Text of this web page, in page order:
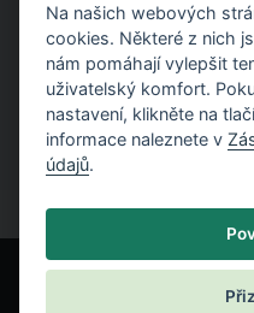
Stáhněte si manuály s
Na našich webových
cookies. Některé z nich
nám pomáhají vylepšit
uživatelský komfort.
nastavení, klikněte na
informace naleznete v
údajů.